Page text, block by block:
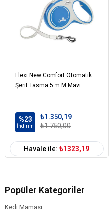
Flexi New Comfort Otomatik
Şerit Tasma 5 m M Mavi
%23
İndirim
₺1.350,19
₺1.750,00
Havale ile: ₺1323,19
Popüler Kategoriler
Kedi Maması